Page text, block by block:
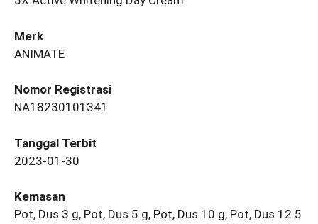
Merk
ANIMATE
Nomor Registrasi
NA18230101341
Tanggal Terbit
2023-01-30
Kemasan
Pot, Dus 3 g, Pot, Dus 5 g, Pot, Dus 10 g, Pot, Dus 12.5